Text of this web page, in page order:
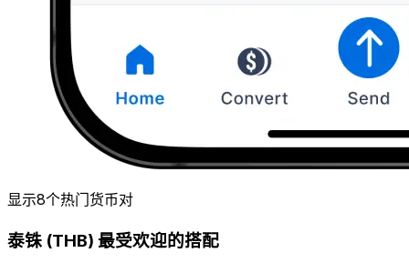
显示8个热门货币对
泰铢 (THB) 最受欢迎的搭配